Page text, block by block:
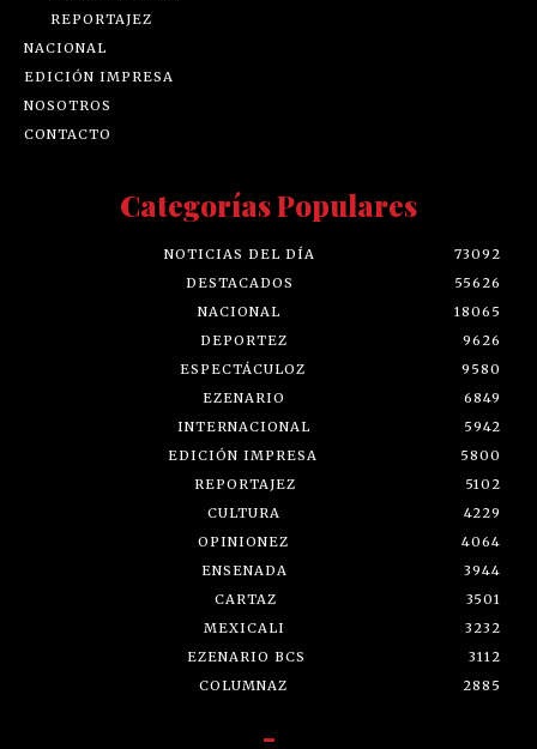
REPORTAJEZ
NACIONAL
EDICIÓN IMPRESA
NOSOTROS
CONTACTO
Categorías Populares
NOTICIAS DEL DÍA
73092
DESTACADOS
55626
NACIONAL
18065
DEPORTEZ
9626
ESPECTÁCULOZ
9580
EZENARIO
6849
INTERNACIONAL
5942
EDICIÓN IMPRESA
5800
REPORTAJEZ
5102
CULTURA
4229
OPINIONEZ
4064
ENSENADA
3944
CARTAZ
3501
MEXICALI
3232
EZENARIO BCS
3112
COLUMNAZ
2885
-